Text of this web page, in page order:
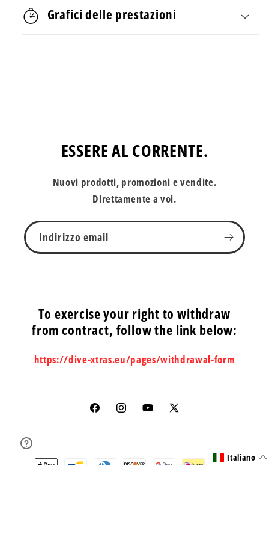
Grafici delle prestazioni
ESSERE AL CORRENTE.
Nuovi prodotti, promozioni e vendite.
Direttamente a voi.
Indirizzo email
To exercise your right to withdraw
from contract, follow the link below:
https://dive-xtras.eu/pages/withdrawal-form
FacebookInstagramYouTube
X
Metodi
Italiano